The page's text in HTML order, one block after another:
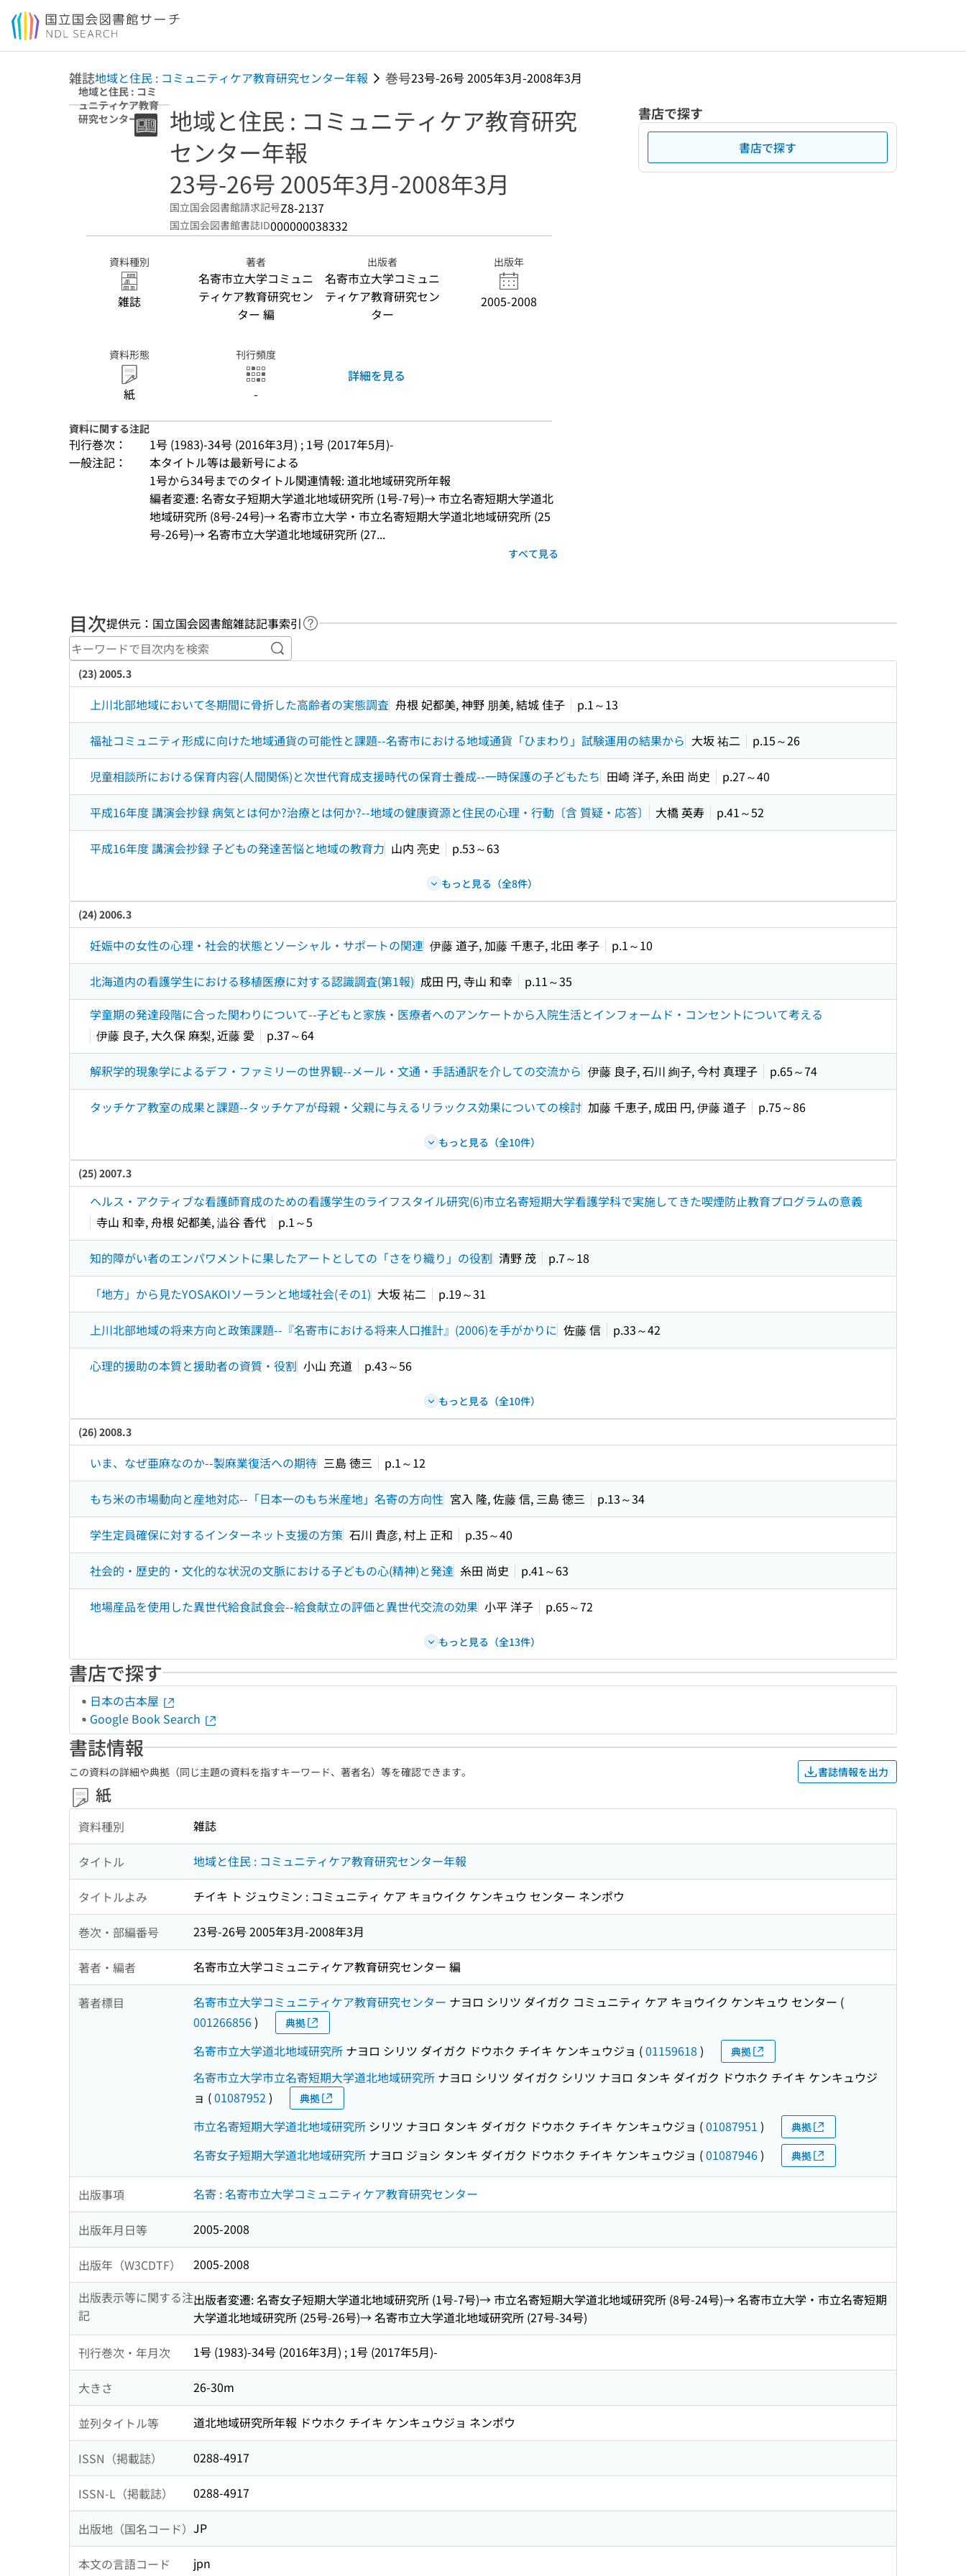
本文へ移動
雑誌地域と住民 : コミュニティケア教育研究センター年報 巻号23号-26号 2005年3月-2008年3月
地域と住民 : コミ
ュニティケア教育
研究センター年報
23号-26号 2005年
地域と住民 : コミュニティケア教育研究
センター年報
23号-26号 2005年3月-2008年3月
国立国会図書館請求記号Z8-2137
国立国会図書館書誌ID000000038332
資料種別
雑誌
著者
名寄市立大学コミュニ
ティケア教育研究セン
ター 編
出版者
名寄市立大学コミュニ
ティケア教育研究セン
ター
出版年
2005-2008
資料形態
紙
刊行頻度
-
詳細を見る
資料に関する注記
刊行巻次：
1号 (1983)-34号 (2016年3月) ; 1号 (2017年5月)-
一般注記：
本タイトル等は最新号による
1号から34号までのタイトル関連情報: 道北地域研究所年報
編者変遷: 名寄女子短期大学道北地域研究所 (1号-7号)→ 市立名寄短期大学道北
地域研究所 (8号-24号)→ 名寄市立大学・市立名寄短期大学道北地域研究所 (25
号-26号)→ 名寄市立大学道北地域研究所 (27...
すべて見る
書店で探す
書店で探す
目次提供元：国立国会図書館雑誌記事索引 ヘルプページへのリンク
キーワードで目次内を検索
(23) 2005.3
上川北部地域において冬期間に骨折した高齢者の実態調査 舟根 妃都美, 神野 朋美, 結城 佳子 p.1～13
福祉コミュニティ形成に向けた地域通貨の可能性と課題--名寄市における地域通貨「ひまわり」試験運用の結果から 大坂 祐二 p.15～26
児童相談所における保育内容(人間関係)と次世代育成支援時代の保育士養成--一時保護の子どもたち 田崎 洋子, 糸田 尚史 p.27～40
平成16年度 講演会抄録 病気とは何か?治療とは何か?--地域の健康資源と住民の心理・行動〔含 質疑・応答〕 大橋 英寿 p.41～52
平成16年度 講演会抄録 子どもの発達苦悩と地域の教育力 山内 亮史 p.53～63
もっと見る（全8件）
(24) 2006.3
妊娠中の女性の心理・社会的状態とソーシャル・サポートの関連 伊藤 道子, 加藤 千恵子, 北田 孝子 p.1～10
北海道内の看護学生における移植医療に対する認識調査(第1報) 成田 円, 寺山 和幸
p.11～35
学童期の発達段階に合った関わりについて--子どもと家族・医療者へのアンケートから入院生活とインフォームド・コンセントについて考える
伊藤 良子, 大久保 麻梨, 近藤 愛
p.37～64
解釈学的現象学によるデフ・ファミリーの世界観--メール・文通・手話通訳を介しての交流から 伊藤 良子, 石川 絢子, 今村 真理子 p.65～74
タッチケア教室の成果と課題--タッチケアが母親・父親に与えるリラックス効果についての検討 加藤 千恵子, 成田 円, 伊藤 道子 p.75～86
もっと見る（全10件）
(25) 2007.3
ヘルス・アクティブな看護師育成のための看護学生のライフスタイル研究(6)市立名寄短期大学看護学科で実施してきた喫煙防止教育プログラムの意義
寺山 和幸, 舟根 妃都美, 澁谷 香代
p.1～5
知的障がい者のエンパワメントに果したアートとしての「さをり織り」の役割 清野 茂 p.7～18
「地方」から見たYOSAKOIソーランと地域社会(その1) 大坂 祐二 p.19～31
上川北部地域の将来方向と政策課題--『名寄市における将来人口推計』(2006)を手がかりに 佐藤 信 p.33～42
心理的援助の本質と援助者の資質・役割 小山 充道 p.43～56
もっと見る（全10件）
(26) 2008.3
いま、なぜ亜麻なのか--製麻業復活への期待 三島 徳三 p.1～12
もち米の市場動向と産地対応--「日本一のもち米産地」名寄の方向性 宮入 隆, 佐藤 信, 三島 徳三 p.13～34
学生定員確保に対するインターネット支援の方策 石川 貴彦, 村上 正和 p.35～40
社会的・歴史的・文化的な状況の文脈における子どもの心(精神)と発達 糸田 尚史 p.41～63
地場産品を使用した異世代給食試食会--給食献立の評価と異世代交流の効果 小平 洋子 p.65～72
もっと見る（全13件）
書店で探す
日本の古本屋
Google Book Search
書誌情報
この資料の詳細や典拠（同じ主題の資料を指すキーワード、著者名）等を確認できます。 書誌情報を出力
紙
資料種別 雑誌
タイトル 地域と住民 : コミュニティケア教育研究センター年報
タイトルよみ チイキ ト ジュウミン : コミュニティ ケア キョウイク ケンキュウ センター ネンポウ
巻次・部編番号 23号-26号 2005年3月-2008年3月
著者・編者 名寄市立大学コミュニティケア教育研究センター 編
著者標目 名寄市立大学コミュニティケア教育研究センター ナヨロ シリツ ダイガク コミュニティ ケア キョウイク ケンキュウ センター (
001266856) 典拠
名寄市立大学道北地域研究所 ナヨロ シリツ ダイガク ドウホク チイキ ケンキュウジョ (01159618 ) 典拠
名寄市立大学市立名寄短期大学道北地域研究所 ナヨロ シリツ ダイガク シリツ ナヨロ タンキ ダイガク ドウホク チイキ ケンキュウジ
ョ (01087952 ) 典拠
市立名寄短期大学道北地域研究所 シリツ ナヨロ タンキ ダイガク ドウホク チイキ ケンキュウジョ (01087951 ) 典拠
名寄女子短期大学道北地域研究所 ナヨロ ジョシ タンキ ダイガク ドウホク チイキ ケンキュウジョ (01087946) 典拠
出版事項 名寄 : 名寄市立大学コミュニティケア教育研究センター
出版年月日等 2005-2008
出版年（W3CDTF）
2005-2008
出版表示等に関する注
記
出版者変遷: 名寄女子短期大学道北地域研究所 (1号-7号)→ 市立名寄短期大学道北地域研究所 (8号-24号)→ 名寄市立大学・市立名寄短期
大学道北地域研究所 (25号-26号)→ 名寄市立大学道北地域研究所 (27号-34号)
刊行巻次・年月次 1号 (1983)-34号 (2016年3月) ; 1号 (2017年5月)-
大きさ 26-30m
並列タイトル等 道北地域研究所年報 ドウホク チイキ ケンキュウジョ ネンポウ
ISSN（掲載誌） 0288-4917
ISSN-L（掲載誌） 0288-4917
出版地（国名コード） JP
本文の言語コード jpn